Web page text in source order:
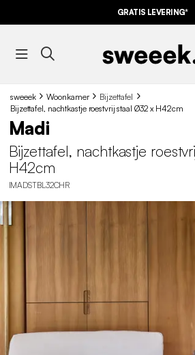
GRATIS LEVERING*
sweeek Woonkamer
Bijzettafel
Bijzettafel, nachtkastje roestvrij staal Ø32 x H42cm
Madi
Bijzettafel, nachtkastje
H42cm
IMADSTBL32CHR